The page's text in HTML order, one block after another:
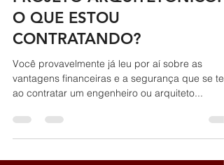
PROJETO ARQUITETÔNICO:
O QUE ESTOU
CONTRATANDO?
Você provavelmente já leu por aí sobre as
ao contratar um engenheiro ou arquiteto...